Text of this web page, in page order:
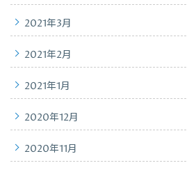
2021年3月
2021年2月
2021年1月
2020年12月
2020年11月